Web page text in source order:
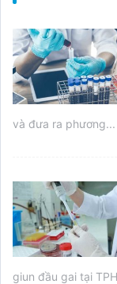
và đưa ra phương...
giun đầu gai tại